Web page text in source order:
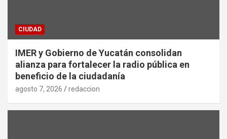
CIUDAD
IMER y Gobierno de Yucatán consolidan
alianza para fortalecer la radio pública en
beneficio de la ciudadanía
agosto 7, 2026 redaccion